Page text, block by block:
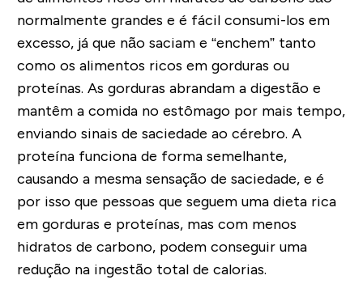
normalmente grandes e é fácil consumi-los em
excesso, já que não saciam e “enchem” tanto
como os alimentos ricos em gorduras ou
proteínas. As gorduras abrandam a digestão e
mantêm a comida no estômago por mais tempo,
enviando sinais de saciedade ao cérebro. A
proteína funciona de forma semelhante,
causando a mesma sensação de saciedade, e é
por isso que pessoas que seguem uma dieta rica
em gorduras e proteínas, mas com menos
hidratos de carbono, podem conseguir uma
redução na ingestão total de calorias.